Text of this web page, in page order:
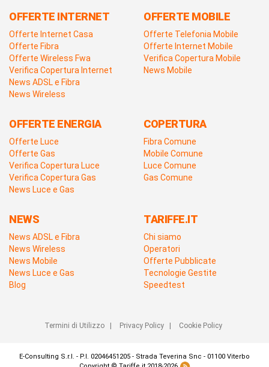
OFFERTE INTERNET
Offerte Internet Casa
Offerte Fibra
Offerte Wireless Fwa
Verifica Copertura Internet
News ADSL e Fibra
News Wireless
OFFERTE MOBILE
Offerte Telefonia Mobile
Offerte Internet Mobile
Verifica Copertura Mobile
News Mobile
OFFERTE ENERGIA
Offerte Luce
Offerte Gas
Verifica Copertura Luce
Verifica Copertura Gas
News Luce e Gas
COPERTURA
Fibra Comune
Mobile Comune
Luce Comune
Gas Comune
NEWS
News ADSL e Fibra
News Wireless
News Mobile
News Luce e Gas
Blog
TARIFFE.IT
Chi siamo
Operatori
Offerte Pubblicate
Tecnologie Gestite
Speedtest
Termini di Utilizzo| Privacy Policy| Cookie Policy
E-Consulting S.r.l. - P.I. 02046451205 - Strada Teverina Snc - 01100 Viterbo